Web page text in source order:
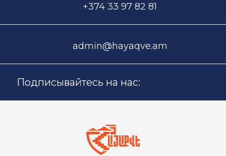
+374 33 97 82 81
admin@hayaqve.am
Подписывайтесь на нас: